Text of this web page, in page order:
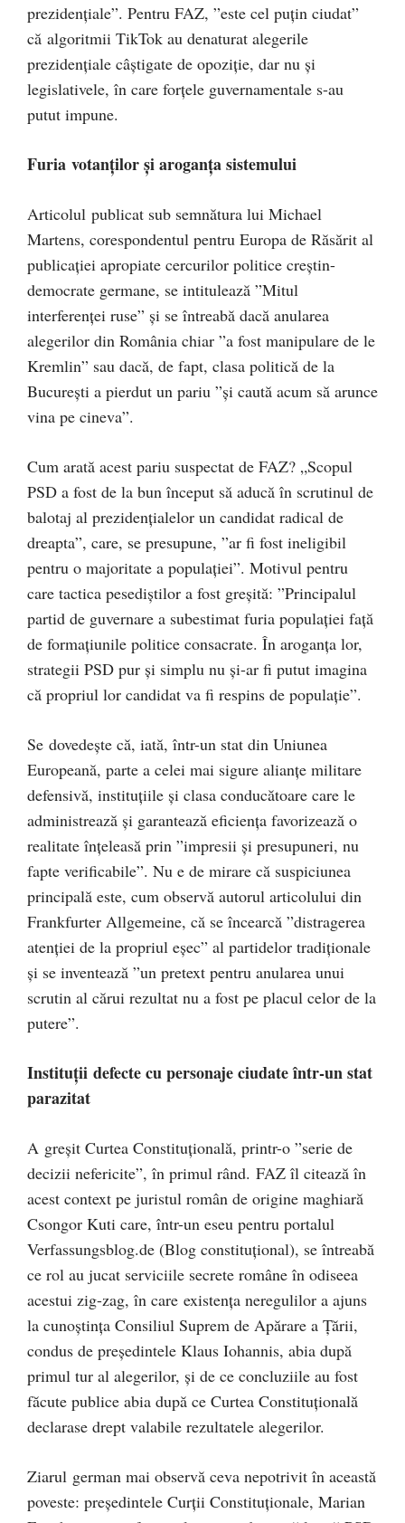
prezidențiale”. Pentru FAZ, ”este cel puțin ciudat”
că algoritmii TikTok au denaturat alegerile
prezidențiale câștigate de opoziție, dar nu și
legislativele, în care forțele guvernamentale s-au
putut impune.
Furia votanților și aroganța sistemului
Articolul publicat sub semnătura lui Michael
Martens, corespondentul pentru Europa de Răsărit al
publicației apropiate cercurilor politice creștin-
democrate germane, se intitulează ”Mitul
interferenței ruse” și se întreabă dacă anularea
alegerilor din România chiar ”a fost manipulare de le
Kremlin” sau dacă, de fapt, clasa politică de la
București a pierdut un pariu ”și caută acum să arunce
vina pe cineva”.
Cum arată acest pariu suspectat de FAZ? „Scopul
PSD a fost de la bun început să aducă în scrutinul de
balotaj al prezidențialelor un candidat radical de
dreapta”, care, se presupune, ”ar fi fost ineligibil
pentru o majoritate a populației”. Motivul pentru
care tactica pesediștilor a fost greșită: ”Principalul
partid de guvernare a subestimat furia populației față
de formațiunile politice consacrate. În aroganța lor,
strategii PSD pur și simplu nu și-ar fi putut imagina
că propriul lor candidat va fi respins de populație”.
Se dovedește că, iată, într-un stat din Uniunea
Europeană, parte a celei mai sigure alianțe militare
defensivă, instituțiile și clasa conducătoare care le
administrează și garantează eficiența favorizează o
realitate înțeleasă prin ”impresii și presupuneri, nu
fapte verificabile”. Nu e de mirare că suspiciunea
principală este, cum observă autorul articolului din
Frankfurter Allgemeine, că se încearcă ”distragerea
atenției de la propriul eșec” al partidelor tradiționale
și se inventează ”un pretext pentru anularea unui
scrutin al cărui rezultat nu a fost pe placul celor de la
putere”.
Instituții defecte cu personaje ciudate într-un stat
parazitat
A greșit Curtea Constituțională, printr-o ”serie de
decizii nefericite”, în primul rând. FAZ îl citează în
acest context pe juristul român de origine maghiară
Csongor Kuti care, într-un eseu pentru portalul
Verfassungsblog.de (Blog constituțional), se întreabă
ce rol au jucat serviciile secrete române în odiseea
acestui zig-zag, în care existența neregulilor a ajuns
la cunoștința Consiliul Suprem de Apărare a Țării,
condus de președintele Klaus Iohannis, abia după
primul tur al alegerilor, și de ce concluziile au fost
făcute publice abia după ce Curtea Constituțională
declarase drept valabile rezultatele alegerilor.
Ziarul german mai observă ceva nepotrivit în această
poveste: președintele Curții Constituționale, Marian